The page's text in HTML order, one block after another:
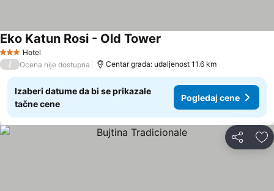
3 Zvezdice
Hotel
Eko Katun Rosi - Old Tower
/ Ocena nije dostupna Centar grada: udaljenost 11.6 km
Izaberi datume da bi se prikazale
tačne cene
Pogledaj cene
Deli